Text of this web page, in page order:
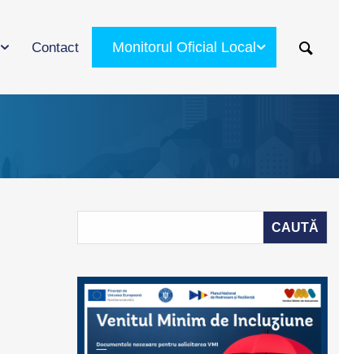
Contact Monitorul Oficial Local